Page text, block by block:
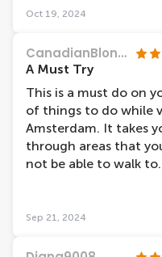
Oct 19, 2024
CanadianBlondie
A Must Try
This is a must do on
of things to do while
Amsterdam. It takes
through areas that
not be able to walk
behind it.
Sep 21, 2024